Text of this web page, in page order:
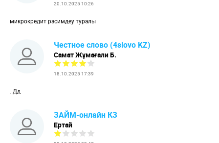
20.10.2025 10:26
микрокредит расимдеу туралы
Честное слово (4slovo KZ)
Самат Жұмағали Б.
18.10.2025 17:39
. Дд
ЗАЙМ-онлайн КЗ
Ертай